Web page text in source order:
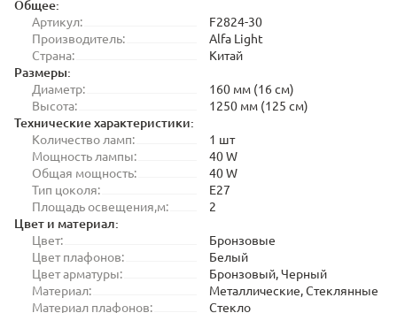
Общее:
Артикул:
F2824-30
Производитель:
Alfa Light
Страна:
Китай
Размеры:
Диаметр:
160 мм (16 см)
Высота:
1250 мм (125 см)
Технические характеристики:
Количество ламп:
1 шт
Мощность лампы:
40 W
Общая мощность:
40 W
Тип цоколя:
E27
Площадь освещения,м:
2
Цвет и материал:
Цвет:
Бронзовые
Цвет плафонов:
Белый
Цвет арматуры:
Бронзовый, Черный
Материал:
Металлические, Стеклянные
Материал плафонов:
Стекло